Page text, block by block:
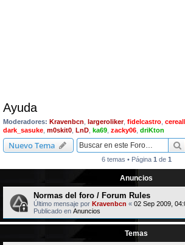
Ayuda
Moderadores: Kravenbcn largeroliker, fidelcastro
dark_sasuke m0skit0 LnD ka69 zacky06 driKton
Nuevo Tema
6 temas • Página 1 de 1
Anuncios
Normas del foro / Forum Rules
Último mensaje por Kravenbcn « 02 Sep 2009,
Publicado en Anuncios
Temas